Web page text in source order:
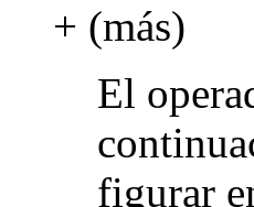
+ (más)
El
figurar